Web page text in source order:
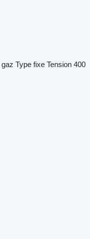
gaz Type fixe Tension 400